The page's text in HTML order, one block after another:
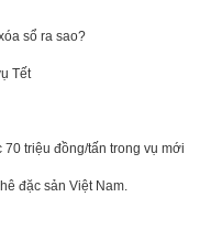
sổ ra sao?
Tết
triệu đồng/tấn trong vụ mới
đặc sản Việt Nam.